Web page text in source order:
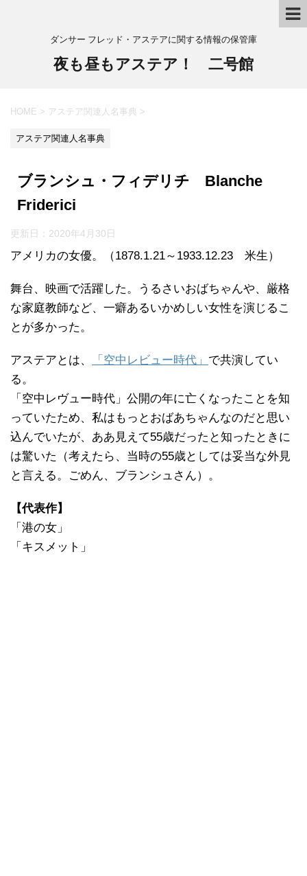
ダンサー フレッド・アステアに関する情報の保管庫
夜も昼もアステア！ 二号館
HOME > アステア関連人名事典 >
アステア関連人名事典
ブランシュ・フィデリチ Blanche
Friderici
更新日： 2020年4月30日
アメリカの女優。（1878.1.21～1933.12.23 米生）
舞台、映画で活躍した。うるさいおばちゃんや、厳格
な家庭教師など、一癖あるいかめしい女性を演じるこ
とが多かった。
アステアとは、 「空中レビュー時代」 で共演してい
る。
「空中レヴュー時代」公開の年に亡くなったことを知
っていたため、私はもっとおばあちゃんなのだと思い
込んでいたが、ああ見えて55歳だったと知ったときに
は驚いた（考えたら、当時の55歳としては妥当な外見
と言える。ごめん、ブランシュさん）。
【代表作】
「港の女」
「キスメット」